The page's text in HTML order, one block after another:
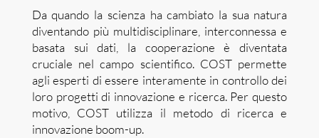
Da quando la scienza ha cambiato la sua natura
diventando più multidisciplinare, interconnessa e
basata sui dati, la cooperazione è diventata
cruciale nel campo scientifico. COST permette
agli esperti di essere interamente in controllo dei
loro progetti di innovazione e ricerca. Per questo
motivo, COST utilizza il metodo di ricerca e
innovazione boom-up.